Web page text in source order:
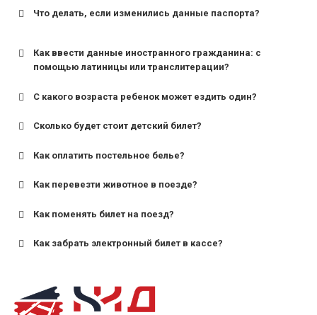
Что делать, если изменились данные паспорта?
Как ввести данные иностранного гражданина: с
помощью латиницы или транслитерации?
С какого возраста ребенок может ездить один?
для поездов дальнего следования — от 10 лет и
для пригородных поездов — от 7 лет.
Сколько будет стоит детский билет?
Как оплатить постельное белье?
Как перевезти животное в поезде?
Как поменять билет на поезд?
Как забрать электронный билет в кассе?
назвав кассиру 14-значный номер заказа;